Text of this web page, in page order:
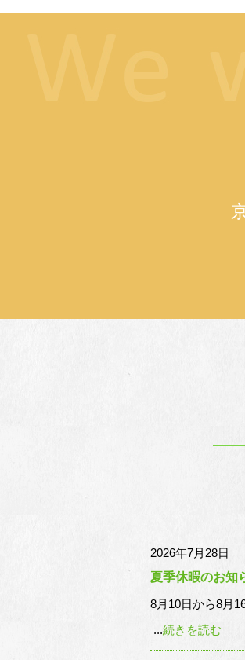
2026年7月28日
夏季休暇のお知
8月10日から8月
...続きを読む